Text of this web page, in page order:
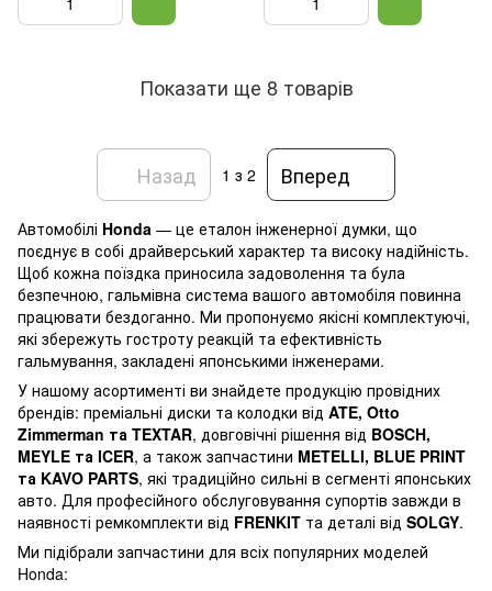
Показати ще 8 товарів
Назад 1 з 2 Вперед
Автомобілі Honda — це еталон інженерної думки, що
поєднує в собі драйверський характер та високу надійність.
Щоб кожна поїздка приносила задоволення та була
безпечною, гальмівна система вашого автомобіля повинна
працювати бездоганно. Ми пропонуємо якісні комплектуючі,
які збережуть гостроту реакцій та ефективність
гальмування, закладені японськими інженерами.
У нашому асортименті ви знайдете продукцію провідних
брендів: преміальні диски та колодки від ATE, Otto
Zimmerman та TEXTAR, довговічні рішення від BOSCH,
MEYLE та ICER, а також запчастини METELLI, BLUE PRINT
та KAVO PARTS, які традиційно сильні в сегменті японських
авто. Для професійного обслуговування супортів завжди в
наявності ремкомплекти від FRENKIT та деталі від SOLGY.
Ми підібрали запчастини для всіх популярних моделей
Honda: